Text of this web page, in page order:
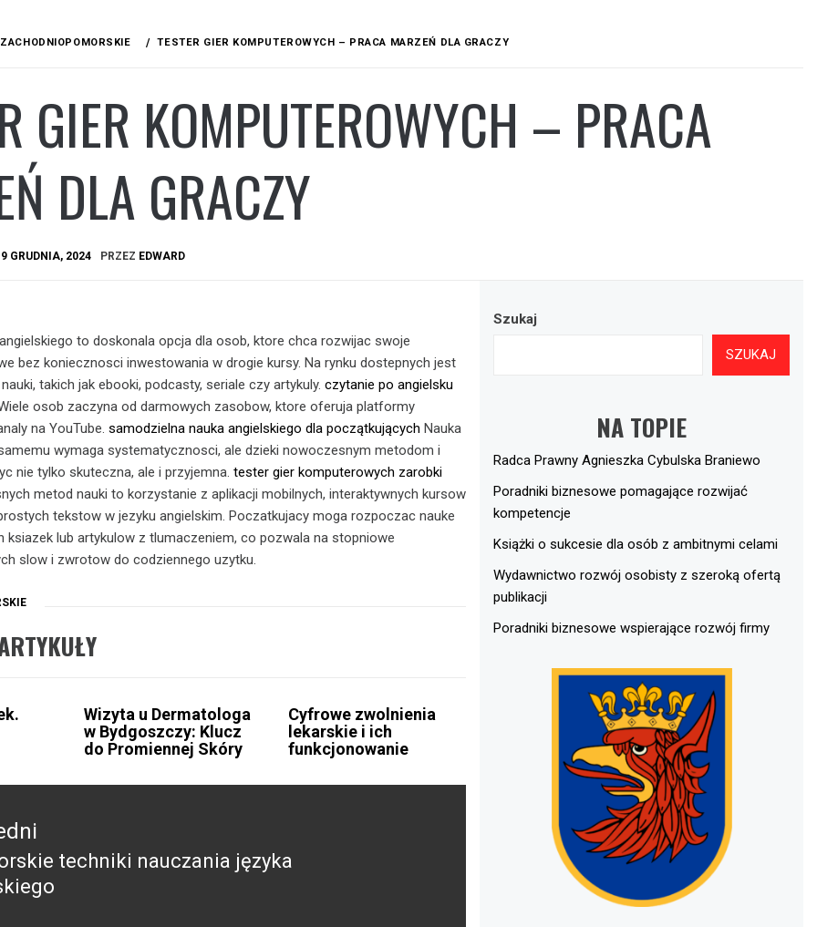
ZACHODNIOPOMORSKIE TESTER GIER KOMPUTEROWYCH – PRACA MARZEŃ DLA GRACZY
GIER KOMPUTEROWYCH – PRACA
DLA GRACZY
9 GRUDNIA, 2024 PRZEZ EDWARD
to doskonala opcja dla osob, ktore chca rozwijac swoje
bez koniecznosci inwestowania w drogie kursy. Na rynku dostepnych jest
takich jak ebooki, podcasty, seriale czy artykuly. czytanie po angielsku
osob zaczyna od darmowych zasobow, ktore oferuja platformy
na YouTube. samodzielna nauka angielskiego dla początkujących Nauka
wymaga systematycznosci, ale dzieki nowoczesnym metodom i
nie tylko skuteczna, ale i przyjemna. tester gier komputerowych zarobki
metod nauki to korzystanie z aplikacji mobilnych, interaktywnych kursow
tekstow w jezyku angielskim. Poczatkujacy moga rozpoczac nauke
ksiazek lub artykulow z tlumaczeniem, co pozwala na stopniowe
slow i zwrotow do codziennego uzytku.
Wizyta u Dermatologa
w Bydgoszczy: Klucz
do Promiennej Skóry
Cyfrowe zwolnienia
lekarskie i ich
funkcjonowanie
techniki nauczania języka
Szukaj
SZUKAJ
NA TOPIE
Radca Prawny Agnieszka Cybulska Braniewo
Poradniki biznesowe pomagające rozwijać
kompetencje
Książki o sukcesie dla osób z ambitnymi celami
Wydawnictwo rozwój osobisty z szeroką ofertą
publikacji
Poradniki biznesowe wspierające rozwój firmy